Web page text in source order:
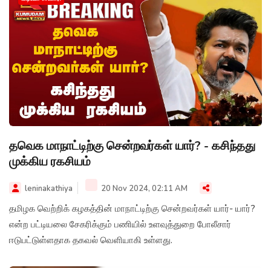
தவெக மாநாட்டிற்கு சென்றவர்கள் யார்? - கசிந்தது
முக்கிய ரகசியம்
leninakathiya 20 Nov 2024, 02:11 AM
தமிழக வெற்றிக் கழகத்தின் மாநாட்டிற்கு சென்றவர்கள் யார்- யார்?
என்ற பட்டியலை சேகரிக்கும் பணியில் உளவுத்துறை போலீசார்
ஈடுபட்டுள்ளதாக தகவல் வெளியாகி உள்ளது.